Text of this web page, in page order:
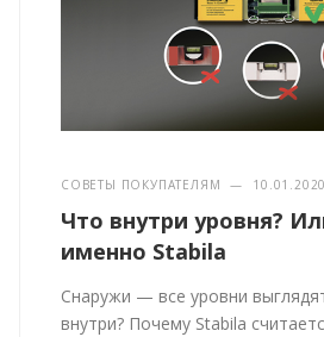
СОВЕТЫ ПОКУПАТЕЛЯМ — 10.01.2020
Что внутри уровня?
именно Stabila
Снаружи — все уровни
внутри? Почему Stabila